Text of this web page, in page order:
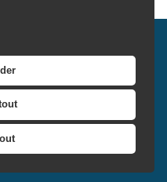
52 61
KREA3